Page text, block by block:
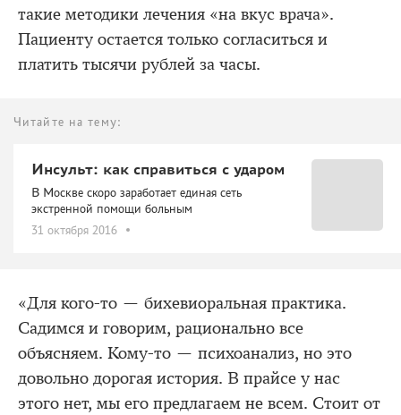
такие методики лечения «на вкус врача».
Пациенту остается только согласиться и
платить тысячи рублей за часы.
Читайте на тему:
Инсульт: как справиться с ударом
В Москве скоро заработает единая сеть
экстренной помощи больным
31 октября 2016
«Для кого-то — бихевиоральная практика.
Садимся и говорим, рационально все
объясняем. Кому-то — психоанализ, но это
довольно дорогая история. В прайсе у нас
этого нет, мы его предлагаем не всем. Стоит от